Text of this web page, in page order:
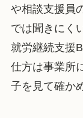
や相談支援員
では聞きにく
就労継続支援
仕方は事業所
子を見て確か